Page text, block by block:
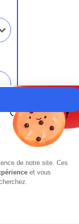
de notre site. Ces
et vous